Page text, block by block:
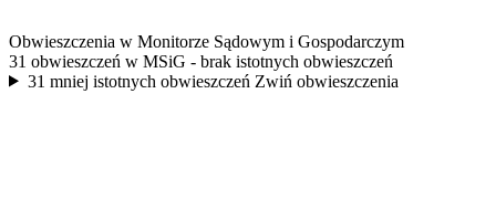
Obwieszczenia w Monitorze Sądowym i Gospodarczym
31 obwieszczeń w MSiG - brak istotnych obwieszczeń
31 mniej istotnych obwieszczeń Zwiń obwieszczenia